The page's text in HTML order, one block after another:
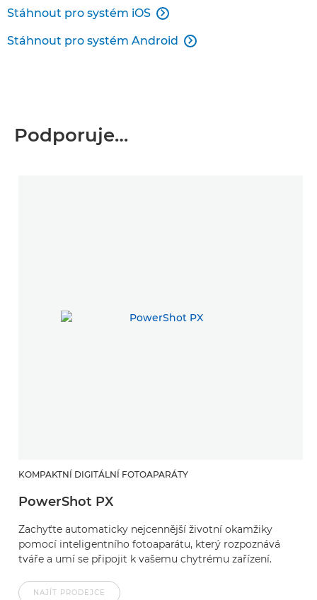
Stáhnout pro systém iOS 
Stáhnout pro systém Android 
Podporuje…
KOMPAKTNÍ DIGITÁLNÍ FOTOAPARÁTY
PowerShot PX
Zachyťte automaticky nejcennější životní okamžiky
pomocí inteligentního fotoaparátu, který rozpoznává
tváře a umí se připojit k vašemu chytrému zařízení.
NAJÍT PRODEJCE